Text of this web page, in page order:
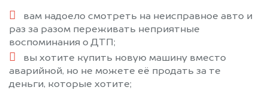
вам надоело смотреть на неисправное авто и
раз за разом переживать неприятные
воспоминания о ДТП;
вы хотите купить новую машину вместо
аварийной, но не можете её продать за те
деньги, которые хотите;